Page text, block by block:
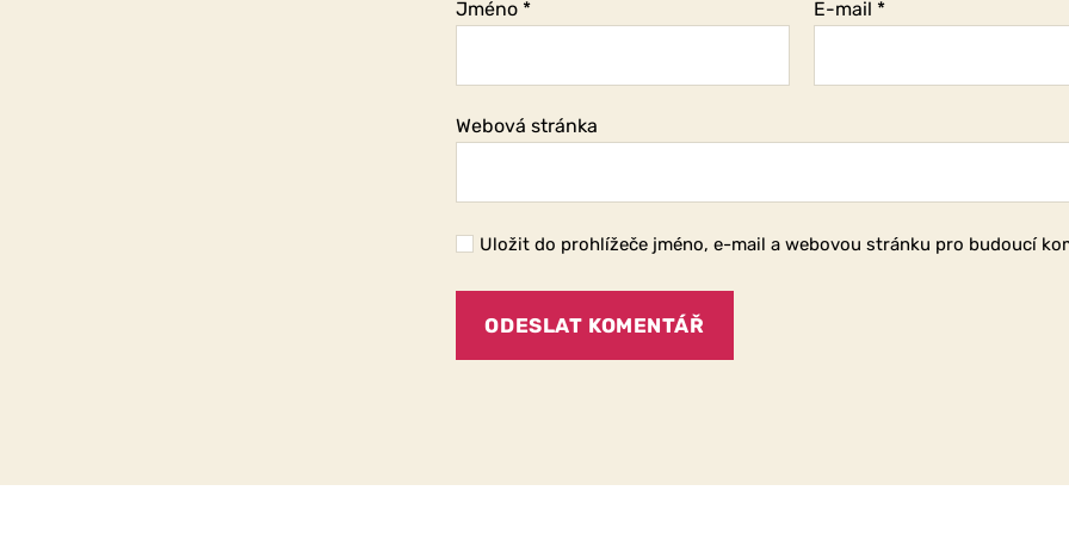
Jméno * E-mail *
Webová stránka
Uložit do prohlížeče jméno, e-mail a webovou stránku pro budoucí